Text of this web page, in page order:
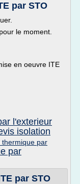
par STO
le moment.
en oeuvre ITE
l'exterieur
isolation
thermique par
par
par STO